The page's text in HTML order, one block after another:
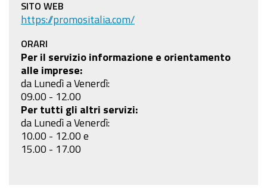
SITO WEB
https://promositalia.com/
ORARI
Per il servizio informazione e orientamento
alle imprese:
da Lunedì a Venerdì:
09.00 - 12.00
Per tutti gli altri servizi:
da Lunedì a Venerdì:
10.00 - 12.00 e
15.00 - 17.00